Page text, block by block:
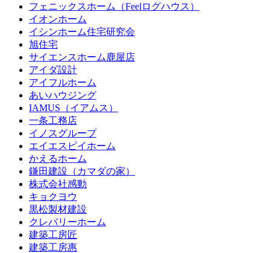
フェニックスホーム（Feelログハウス）
イオンホーム
イシンホーム住宅研究会
旭住宅
サイエンスホーム鹿屋店
アイダ設計
アイフルホーム
あいハウジング
IAMUS（イアムス）
一条工務店
イノスグループ
エイエスピイホーム
かえるホーム
鎌田建設（カマダの家）
株式会社感動
キョクヨウ
黒松製材建設
クレバリーホーム
建築工房匠
建築工房惠